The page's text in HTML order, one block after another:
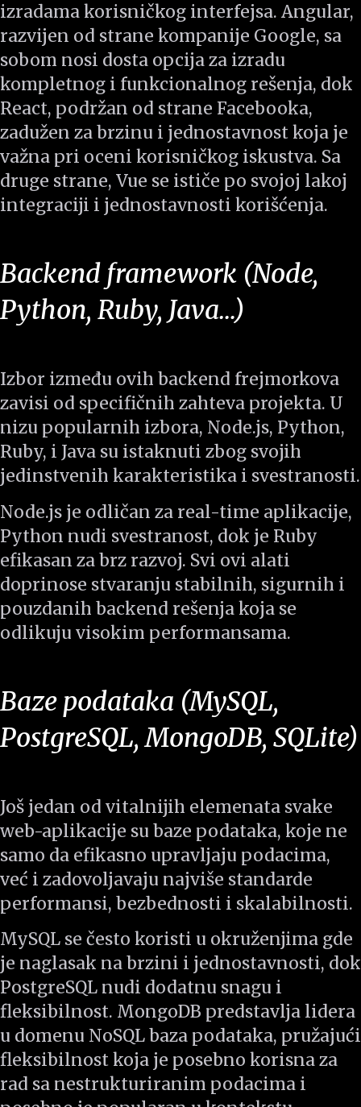
izradama korisničkog interfejsa. Angular,
razvijen od strane kompanije Google, sa
sobom nosi dosta opcija za izradu
kompletnog i funkcionalnog rešenja, dok
React, podržan od strane Facebooka,
zadužen za brzinu i jednostavnost koja je
važna pri oceni korisničkog iskustva. Sa
druge strane, Vue se ističe po svojoj lakoj
integraciji i jednostavnosti korišćenja.
Backend framework (Node,
Python, Ruby, Java…)
Izbor između ovih backend frejmorkova
zavisi od specifičnih zahteva projekta. U
nizu popularnih izbora, Node.js, Python,
Ruby, i Java su istaknuti zbog svojih
jedinstvenih karakteristika i svestranosti.
Node.js je odličan za real-time aplikacije,
Python nudi svestranost, dok je Ruby
efikasan za brz razvoj. Svi ovi alati
doprinose stvaranju stabilnih, sigurnih i
pouzdanih backend rešenja koja se
odlikuju visokim performansama.
Baze podataka (MySQL,
PostgreSQL, MongoDB, SQLite)
Još jedan od vitalnijih elemenata svake
web-aplikacije su baze podataka, koje ne
samo da efikasno upravljaju podacima,
već i zadovoljavaju najviše standarde
performansi, bezbednosti i skalabilnosti.
MySQL se često koristi u okruženjima gde
je naglasak na brzini i jednostavnosti, dok
PostgreSQL nudi dodatnu snagu i
fleksibilnost. MongoDB predstavlja lidera
u domenu NoSQL baza podataka, pružajući
fleksibilnost koja je posebno korisna za
rad sa nestrukturiranim podacima i